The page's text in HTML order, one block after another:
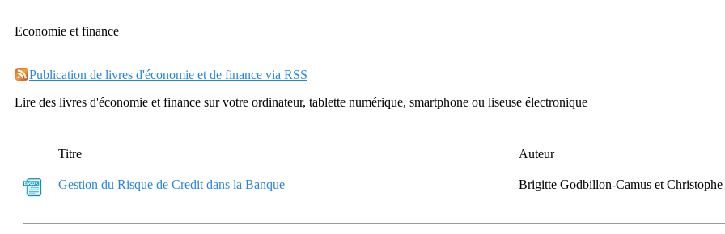
Economie et finance
Publication de livres d'économie et de finance via RSS
Lire des livres d'économie et finance sur votre ordinateur, tablette numérique, smartphone ou liseuse électronique
Titre Auteur
Gestion du Risque de Credit dans la Banque Brigitte Godbillon-Camus et